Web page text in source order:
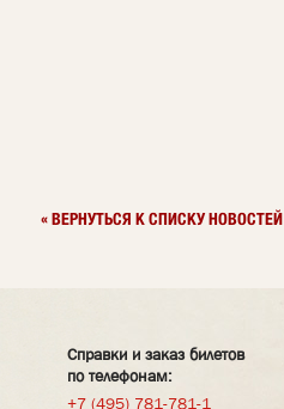
« ВЕРНУТЬСЯ К СПИСКУ НОВОСТЕЙ
Справки и заказ билетов
по телефонам:
+7 (495) 781-781-1